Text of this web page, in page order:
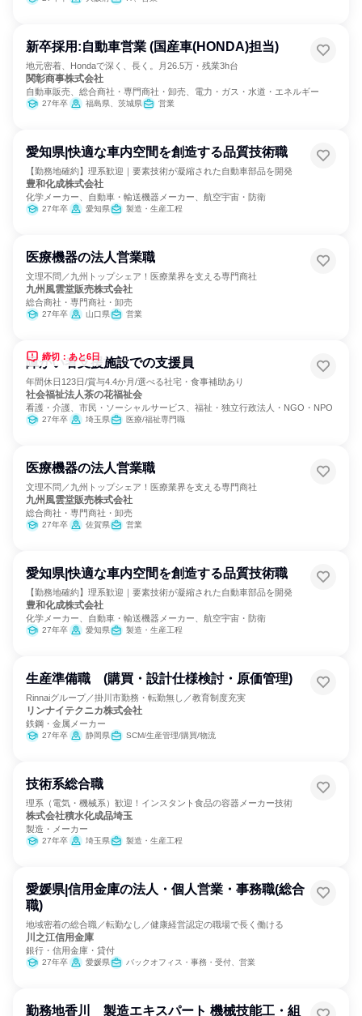
新卒採用:自動車営業 (国産車(HONDA)担当)
地元密着、Hondaで深く、長く。月26.5万・残業3h台
関彰商事株式会社
自動車販売、総合商社・専門商社・卸売、電力・ガス・水道・エネルギー
27年卒 福島県、茨城県 営業
愛知県|快適な車内空間を創造する品質技術職
【勤務地確約】理系歓迎｜要素技術が凝縮された自動車部品を開発
豊和化成株式会社
化学メーカー、自動車・輸送機器メーカー、航空宇宙・防衛
27年卒 愛知県 製造・生産工程
医療機器の法人営業職
文理不問／九州トップシェア！医療業界を支える専門商社
九州風雲堂販売株式会社
総合商社・専門商社・卸売
27年卒 山口県 営業
締切：あと6日
障がい者支援施設での支援員
年間休日123日/賞与4.4か月/選べる社宅・食事補助あり
社会福祉法人茶の花福祉会
看護・介護、市民・ソーシャルサービス、福祉・独立行政法人・NGO・NPO
27年卒 埼玉県 医療/福祉専門職
医療機器の法人営業職
文理不問／九州トップシェア！医療業界を支える専門商社
九州風雲堂販売株式会社
総合商社・専門商社・卸売
27年卒 佐賀県 営業
愛知県|快適な車内空間を創造する品質技術職
【勤務地確約】理系歓迎｜要素技術が凝縮された自動車部品を開発
豊和化成株式会社
化学メーカー、自動車・輸送機器メーカー、航空宇宙・防衛
27年卒 愛知県 製造・生産工程
生産準備職 (購買・設計仕様検討・原価管理)
Rinnaiグループ／掛川市勤務・転勤無し／教育制度充実
リンナイテクニカ株式会社
鉄鋼・金属メーカー
27年卒 静岡県 SCM/生産管理/購買/物流
技術系総合職
理系（電気・機械系）歓迎！インスタント食品の容器メーカー技術
株式会社積水化成品埼玉
製造・メーカー
27年卒 埼玉県 製造・生産工程
愛媛県|信用金庫の法人・個人営業・事務職(総合
職)
地域密着の総合職／転勤なし／健康経営認定の職場で長く働ける
川之江信用金庫
銀行・信用金庫・貸付
27年卒 愛媛県 バックオフィス・事務・受付、営業
勤務地香川 製造エキスパート 機械技能工・組